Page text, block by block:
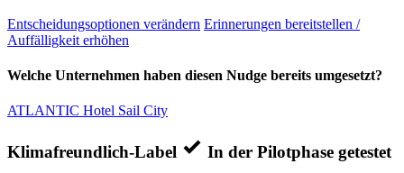
Entscheidungsoptionen verändern Erinnerungen bereitstellen /
Auffälligkeit erhöhen
Welche Unternehmen haben diesen Nudge bereits umgesetzt?
ATLANTIC Hotel Sail City
Klimafreundlich-Label In der Pilotphase getestet